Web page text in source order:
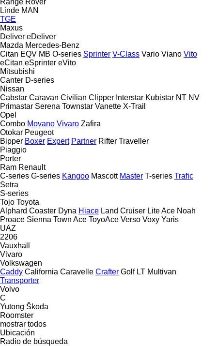
Linde MAN
TGE
Maxus
Deliver eDeliver
Mazda Mercedes-Benz
Citan EQV MB O-series Sprinter V-Class Vario Viano Vito
eCitan eSprinter eVito
Mitsubishi
Canter D-series
Nissan
Cabstar Caravan Civilian Clipper Interstar Kubistar NT NV
Primastar Serena Townstar Vanette X-Trail
Opel
Combo Movano Vivaro Zafira
Otokar Peugeot
Bipper Boxer Expert Partner Rifter Traveller
Piaggio
Porter
Ram Renault
C-series G-series Kangoo Mascott Master T-series Trafic
Setra
S-series
Tojo Toyota
Alphard Coaster Dyna Hiace Land Cruiser Lite Ace Noah
Proace Sienna Town Ace ToyoAce Verso Voxy Yaris
UAZ
2206
Vauxhall
Vivaro
Volkswagen
Caddy California Caravelle Crafter Golf LT Multivan
Transporter
Volvo
C
Yutong Škoda
Roomster
mostrar todos
Ubicación
Radio de búsqueda